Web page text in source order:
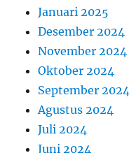
Januari 2025
Desember 2024
November 2024
Oktober 2024
September 2024
Agustus 2024
Juli 2024
Juni 2024